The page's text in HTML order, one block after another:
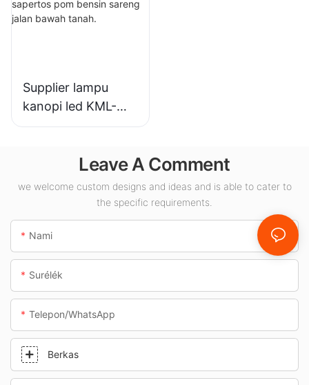
lampu jero ruangan
Supplier lampu
kanopi led KML-
CLA 100W pikeun
ruangan sapertos
pom bensin sareng
jalan bawah tanah.
Leave A Comment
we welcome custom designs and ideas and is able to cater to
the specific requirements.
Nami
Surélék
Telepon/whatsApp
Berkas